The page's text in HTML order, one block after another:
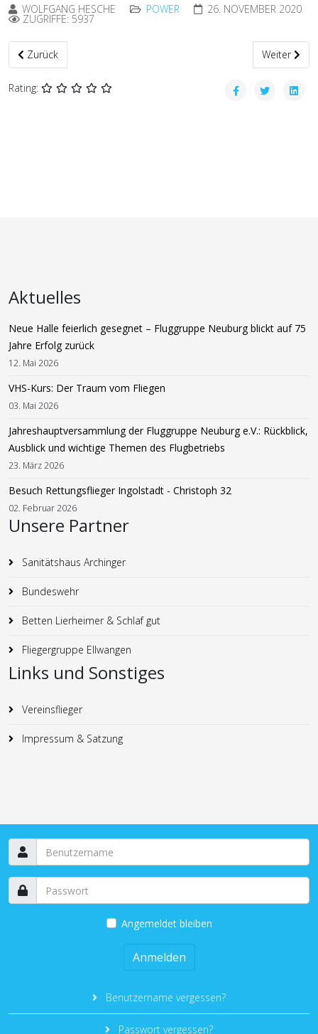
WOLFGANG HESCHE POWER 26. NOVEMBER 2020
ZUGRIFFE: 5937
Vorheriger Beitrag: Fotowettbewerb 2020 Siegerbilder
Zurück Nächster
Weiter
Rating:
Aktuelles
Neue Halle feierlich gesegnet – Fluggruppe Neuburg blickt auf 75
Jahre Erfolg zurück
12. Mai 2026
VHS-Kurs: Der Traum vom Fliegen
03. Mai 2026
Jahreshauptversammlung der Fluggruppe Neuburg e.V.: Rückblick,
Ausblick und wichtige Themen des Flugbetriebs
23. März 2026
Besuch Rettungsflieger Ingolstadt - Christoph 32
02. Februar 2026
Unsere Partner
Sanitätshaus Archinger
Bundeswehr
Betten Lierheimer & Schlaf gut
Fliegergruppe Ellwangen
Links und Sonstiges
Vereinsflieger
Impressum & Satzung
Angemeldet bleiben
Anmelden
Benutzername vergessen?
Passwort vergessen?